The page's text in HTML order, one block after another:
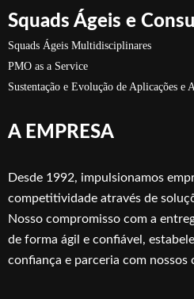
Squads Ágeis e
Squads Ágeis Multidisciplinares
PMO as a Service
Sustentação e Evolução de Aplicações e
A EMPRESA
Desde 1992, impulsionamos
competitividade através de
Nosso compromisso com a
de forma ágil e confiável,
confiança e parceria com nossos